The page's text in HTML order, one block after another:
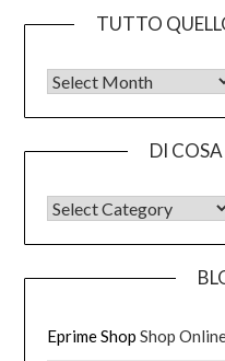
TUTTO
Tutto quello che ho
DI
DI COSA HO SCRITTO
Eprime Shop Shop